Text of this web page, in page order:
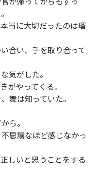
当に大切だったのは瑠
合い、手を取り合って
気がした。
がやってくる。
舞は知っていた。
ら。
思議なほど感じなかっ
しいと思うことをする